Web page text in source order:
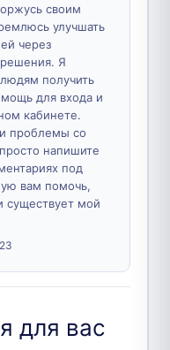
своим
улучшать
через
Я
получить
для входа и
кабинете.
проблемы со
напишите
под
вам помочь,
существует мой
для вас